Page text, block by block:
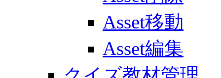
Asset移動
Asset編集